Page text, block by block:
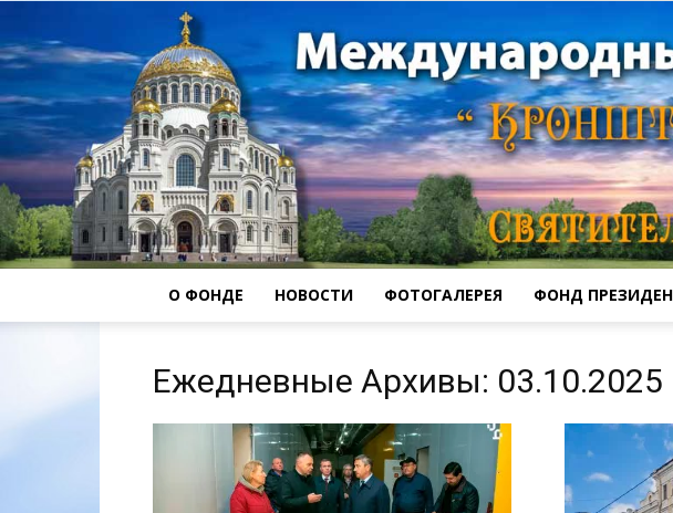
О ФОНДЕ НОВОСТИ ФОТОГАЛЕРЕЯ ФОНД
Ежедневные Архивы: 03.10.2025